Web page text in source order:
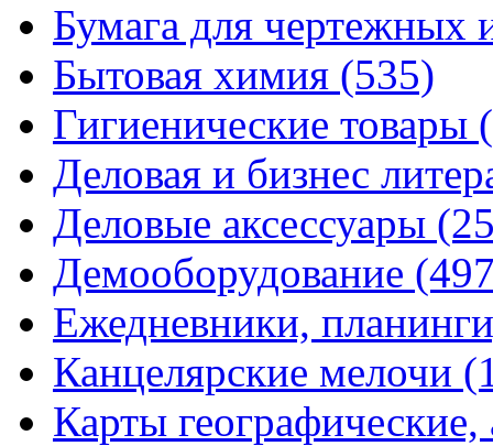
Бумага для чертежных
Бытовая химия (535)
Гигиенические товары
Деловая и бизнес
Деловые аксессуары
Демооборудование
Ежедневники,
Канцелярские мелочи
Карты